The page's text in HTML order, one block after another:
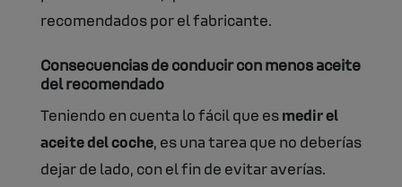
recomendados por el fabricante.
Consecuencias de conducir con menos aceite
del recomendado
Teniendo en cuenta lo fácil que esmedir el
aceite del coche, es una tarea que no deberías
dejar de lado, con el fin de evitar averías.